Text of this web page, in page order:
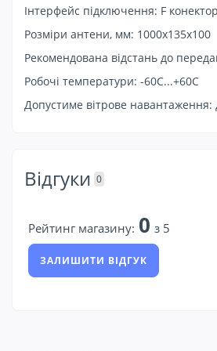
Інтерфейс підключення: F конектор
Розміри антени, мм: 1000х135х100
Рекомендована відстань до
Робочі температури: -60С...+60С
Допустиме вітрове навантаження:
Відгуки 0
Рейтинг магазину: 0 з 5
ЗАЛИШИТИ ВІДГУК